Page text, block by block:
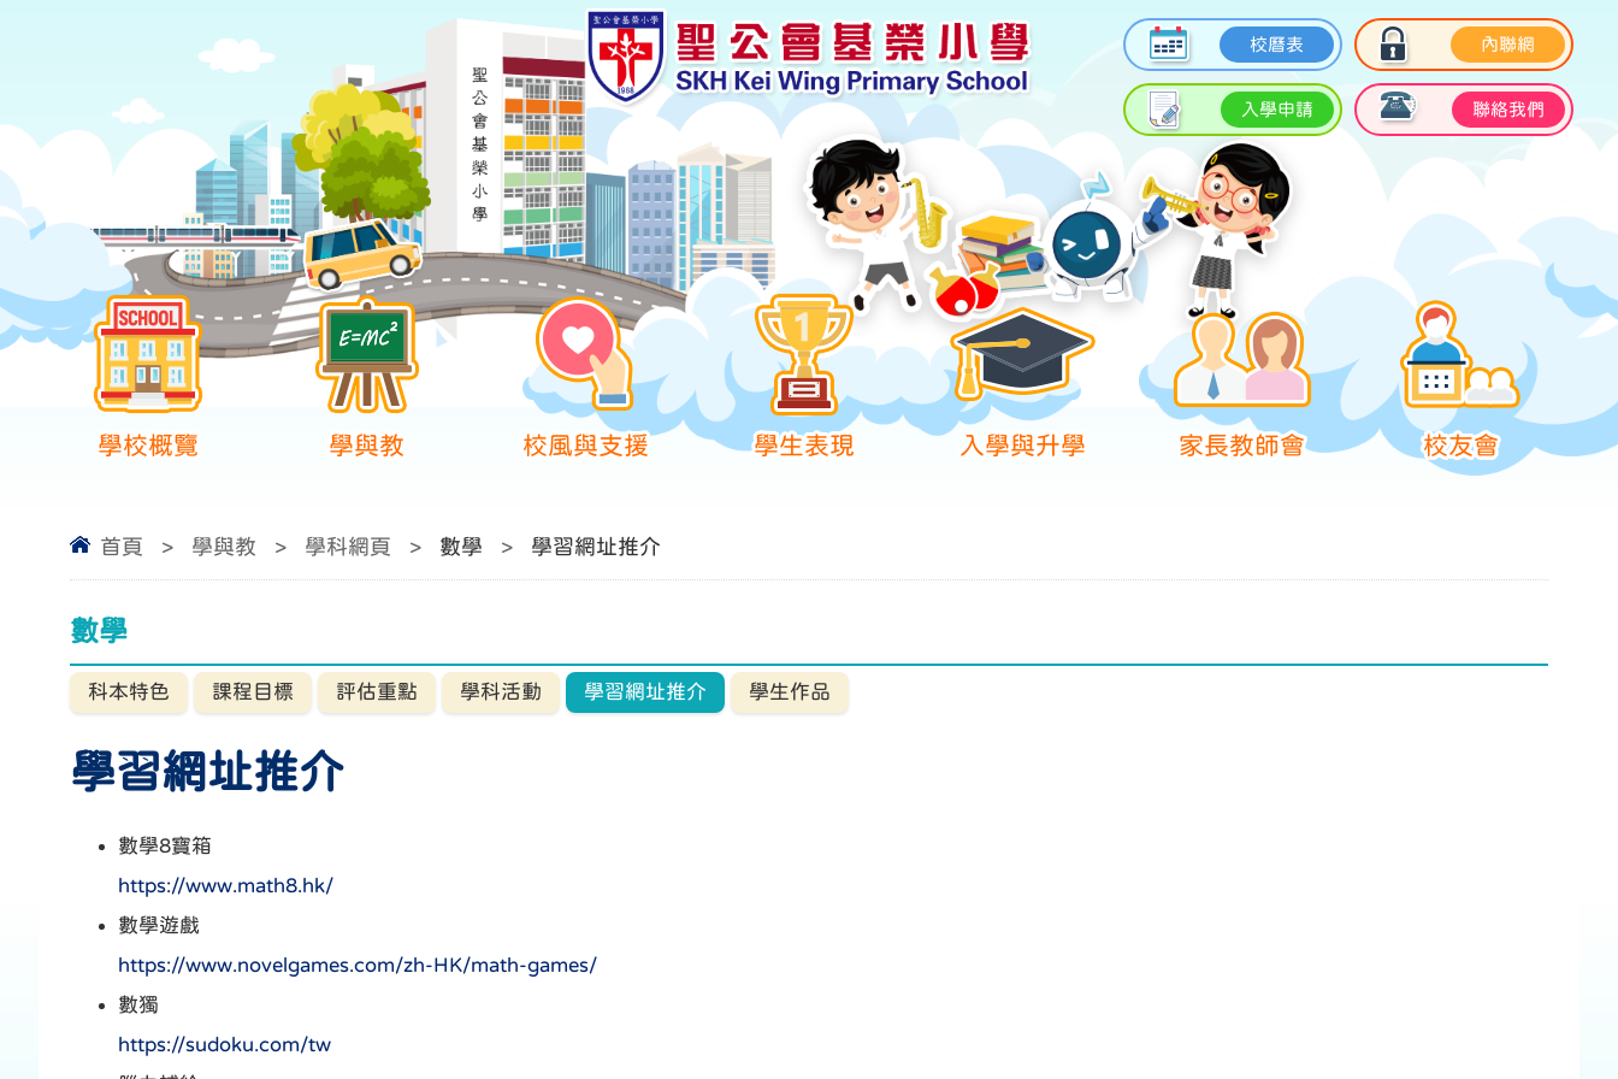
校曆表 內聯網
入學申請 聯絡我們
學校概覽 學與教 校風與支援 學生表現 入學與升學 家長教師會 校友會
首頁 > 學與教 > 學科網頁 > 數學 > 學習網址推介
數學
科本特色 課程目標 評估重點 學科活動 學習網址推介 學生作品
學習網址推介
數學8寶箱
https://www.math8.hk/
數學遊戲
https://www.novelgames.com/zh-HK/math-games/
數獨
https://sudoku.com/tw